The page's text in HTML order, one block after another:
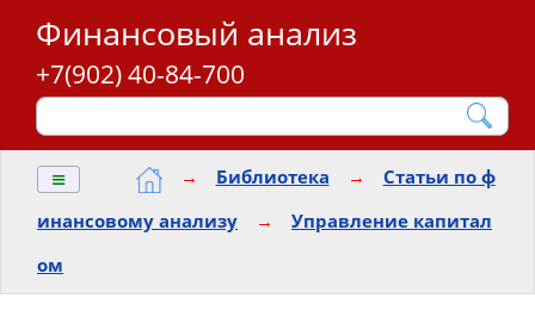
Финансовый анализ
+7(902) 40-84-700
≡ → Библиотека →
Статьи по ф
инансовому анализу
→
Управление капитал
ом